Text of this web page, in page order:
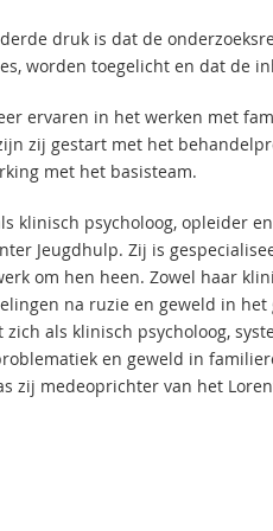
druk is dat de
worden toegelicht en dat de
ervaren in het werken met
zij gestart met het
met het basisteam.
klinisch psycholoog, opleider
Jeugdhulp. Zij is
om hen heen. Zowel haar
na ruzie en geweld in het
zich als klinisch psycholoog,
en geweld in
zij medeoprichter van het